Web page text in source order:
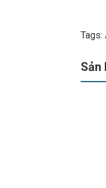
Tags:
Sản